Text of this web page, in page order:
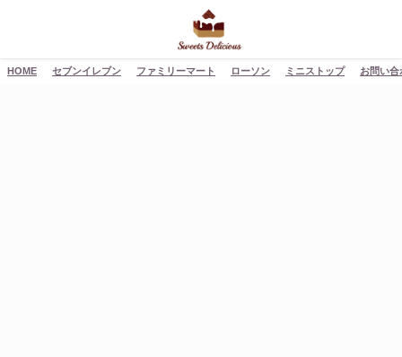
HOME セブンイレブン ファミリーマート ローソン ミニストップ お問い合